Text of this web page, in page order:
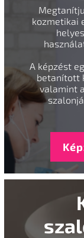
kozmetikai
A képzést
betanított
valamint